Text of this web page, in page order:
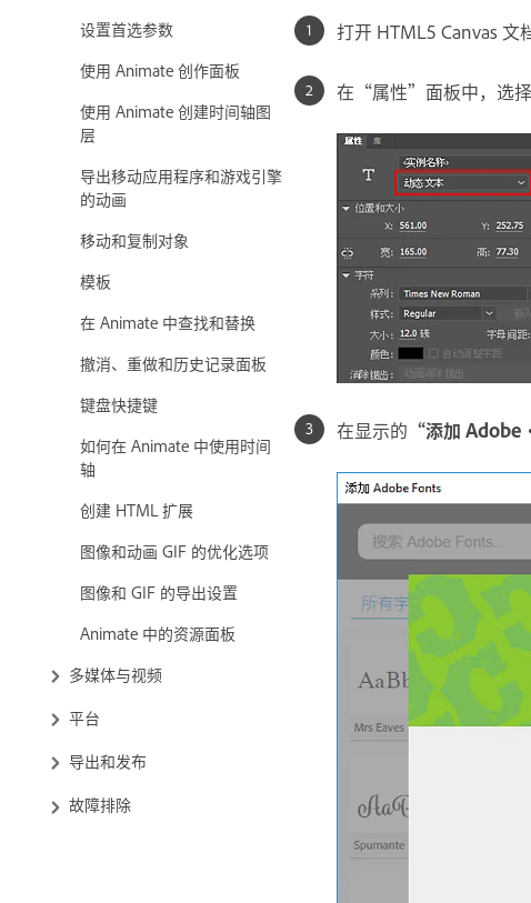
设置首选参数
使用 Animate 创作面板
使用 Animate 创建时间轴图
层
导出移动应用程序和游戏引擎
的动画
移动和复制对象
模板
在 Animate 中查找和替换
撤消、重做和历史记录面板
键盘快捷键
如何在 Animate 中使用时间
轴
创建 HTML 扩展
图像和动画 GIF 的优化选项
图像和 GIF 的导出设置
Animate 中的资源面板
多媒体与视频
平台
导出和发布
故障排除
打开 HTML5 Canvas 文
在“属性”面板中，选择
在显示的 “添加